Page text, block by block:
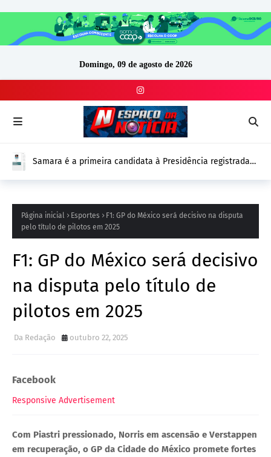
Domingo, 09 de agosto de 2026
Samara é a primeira candidata à Presidência registrada
Página inicial Esportes
F1: GP do México será decisivo na disputa
pelo título de pilotos em 2025
F1: GP do México será decisivo
na disputa pelo título de
pilotos em 2025
Da Redação outubro 22, 2025
Facebook
Responsive Advertisement
Com Piastri pressionado, Norris em ascensão e Verstappen
em recuperação, o GP da Cidade do México promete fortes